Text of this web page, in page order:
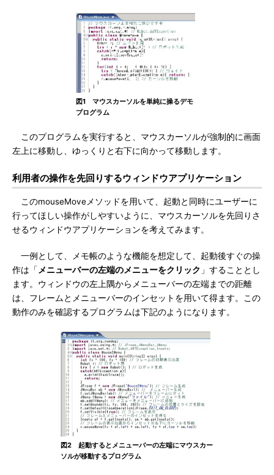
図1 マウスカーソルを単純に操るデモ
プログラム
このプログラムを実行すると、マウスカーソルが強制的に画面
左上に移動し、ゆっくりと右下に向かって移動します。
利用者の操作を先回りするウィンドウアプリケーション
このmouseMoveメソッドを用いて、起動と同時にユーザーに
行ってほしい操作がしやすいように、マウスカーソルを先回りさ
せるウィンドウアプリケーションを考えてみます。
一例として、メモ帳のような機能を想定して、起動後すぐの操
作は「 メニューバーの左端のメニューをクリック 」することとし
ます。ウィンドウの左上隅からメニューバーの左端までの距離
は、フレームとメニューバーのインセットを用いて得ます。この
動作のみを確認するプログラムは下記のようになります。
図2 起動するとメニューバーの左端にマウスカー
ソルが移動するプログラム